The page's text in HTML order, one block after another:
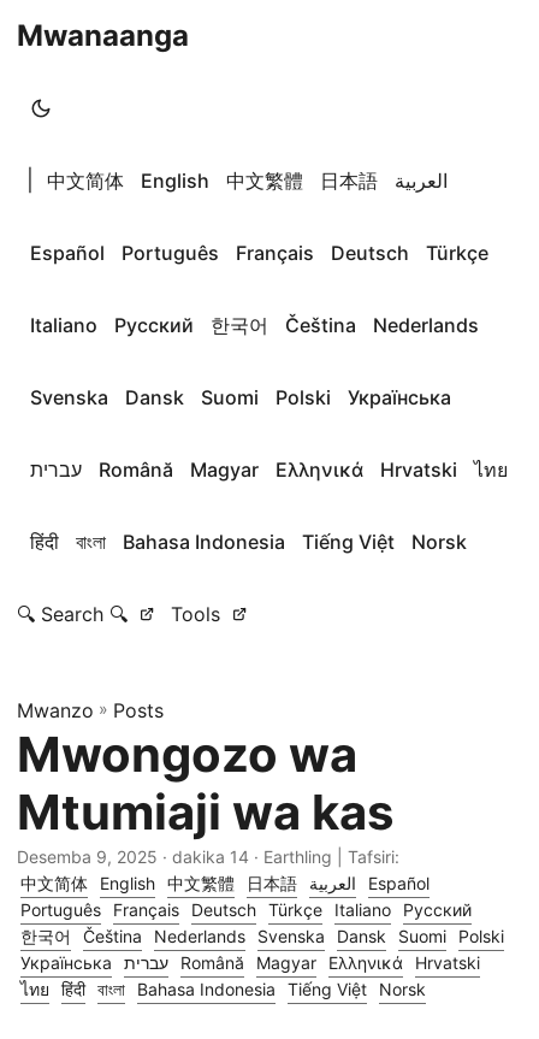
Mwanaanga
中文简体 English 中文繁體 日本語 العربية
Español Português Français Deutsch Türkçe
Italiano Русский 한국어 Čeština Nederlands
Svenska Dansk Suomi Polski Українська
עברית Română Magyar Ελληνικά Hrvatski ไทย
हिंदी বাংলা Bahasa Indonesia Tiếng Việt Norsk
🔍 Search 🔍 Tools
Mwanzo » Posts
Mwongozo wa
Mtumiaji wa kas
Desemba 9, 2025 · dakika 14 · Earthling | Tafsiri:
中文简体
English 中文繁體 日本語 العربية
Español
Português
Français Deutsch Türkçe Italiano
Русский
한국어
Čeština Nederlands Svenska Dansk Suomi
Polski
Українська
עברית Română Magyar Ελληνικά
Hrvatski
ไทย
हिंदी বাংলা Bahasa Indonesia Tiếng Việt Norsk